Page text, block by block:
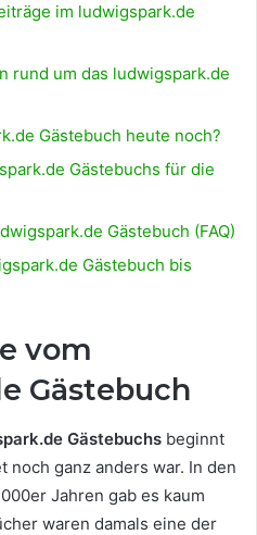
im ludwigspark.de
rund um das ludwigspark.de
Gästebuch heute noch?
Gästebuchs für die
Gästebuch (FAQ)
Gästebuch bis
vom
Gästebuch
Gästebuchs beginnt
noch ganz anders war. In den
Jahren gab es kaum
waren damals eine der